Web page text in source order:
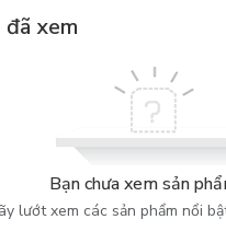
đã xem
Bạn chưa xem sản
lướt xem các sản phẩm nổi